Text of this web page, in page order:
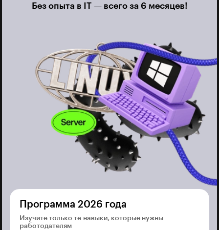
Без опыта в IT — всего за 6 месяцев!
Программа 2026 года
Изучите только те навыки, которые нужны
работодателям